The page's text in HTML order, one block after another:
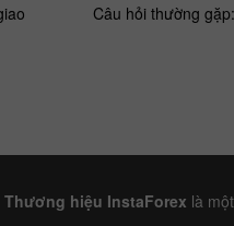
Câu hỏi thường
Thương hiệu InstaForex là